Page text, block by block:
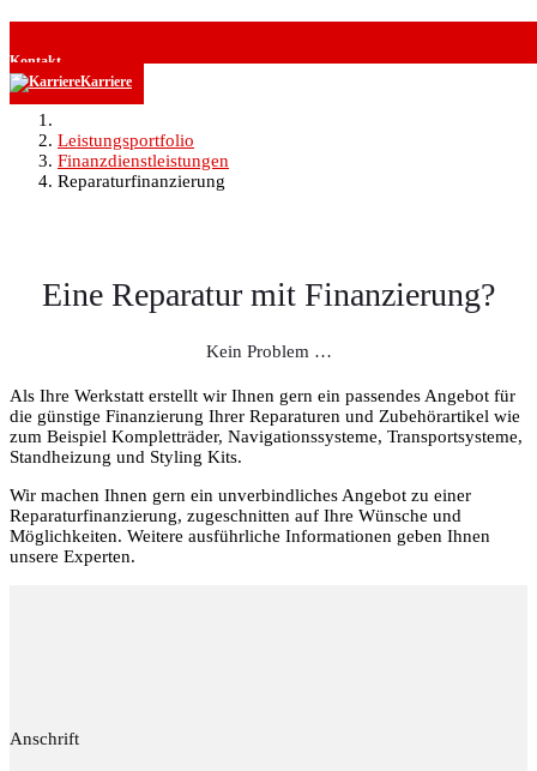
Kontakt
Karriere
Leistungsportfolio
Finanzdienstleistungen
Reparaturfinanzierung
Eine Reparatur mit Finanzierung?
Kein Problem …
Als Ihre Werkstatt erstellt wir Ihnen gern ein passendes Angebot für
die günstige Finanzierung Ihrer Reparaturen und Zubehörartikel wie
zum Beispiel Kompletträder, Navigationssysteme, Transportsysteme,
Standheizung und Styling Kits.
Wir machen Ihnen gern ein unverbindliches Angebot zu einer
Reparaturfinanzierung, zugeschnitten auf Ihre Wünsche und
Möglichkeiten. Weitere ausführliche Informationen geben Ihnen
unsere Experten.
Anschrift